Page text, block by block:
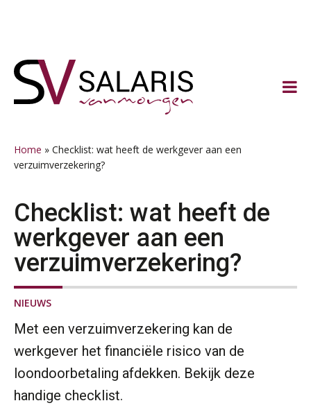
naar
hoofdnavigatie
naar
hoofd
naar
eerste
naar
voettekst
Home » Checklist: wat heeft de werkgever aan een
verzuimverzekering?
Checklist: wat heeft de
werkgever aan een
verzuimverzekering?
NIEUWS
Met een verzuimverzekering kan de
werkgever het financiële risico van de
loondoorbetaling afdekken. Bekijk deze
handige checklist.